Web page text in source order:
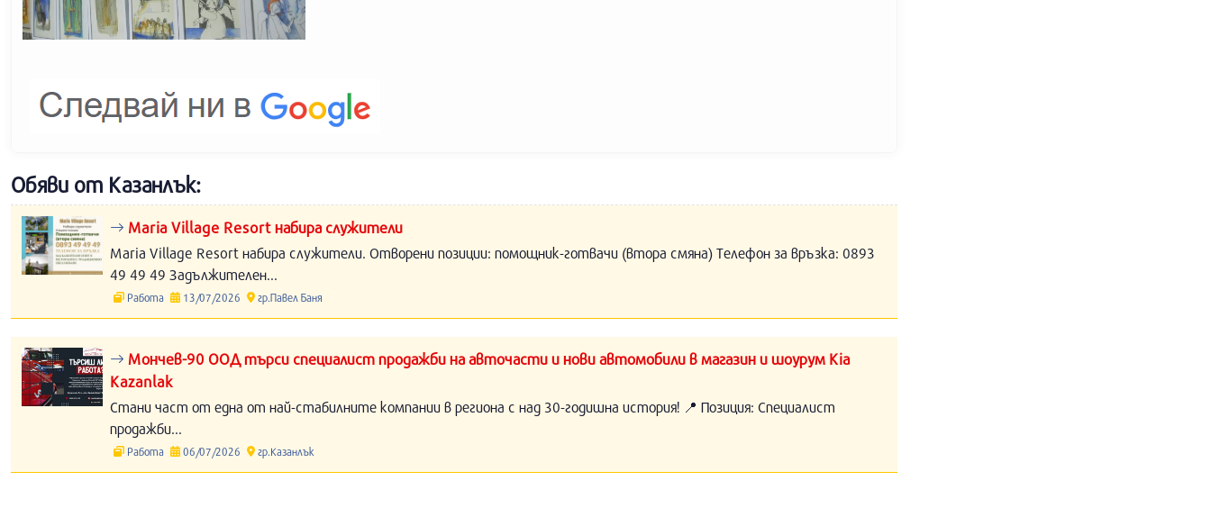
Обяви от Казанлък:
Maria Village Resort набира служители
Maria Village Resort набира служители. Отворени позиции: помощник-готвачи (втора смяна) Телефон за връзка: 0893
49 49 49 Задължителен...
Работа 13/07/2026 гр.Павел Баня
Мончев-90 ООД търси специалист продажби на авточасти и нови автомобили в магазин и шоурум Kia
Kazanlak
Стани част от една от най-стабилните компании в региона с над 30-годишна история! 📍 Позиция: Специалист
продажби...
Работа 06/07/2026 гр.Казанлък